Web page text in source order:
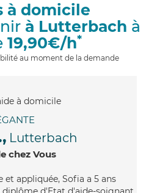
à domicile
à Lutterbach à
19,90€/h*
au moment de la demande
Lutterbach
chez Vous
et appliquée, Sofia a 5 ans